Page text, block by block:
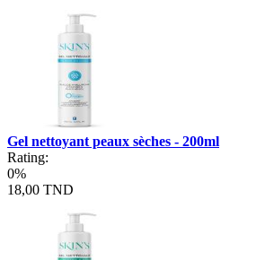
Gel nettoyant peaux sèches - 200ml
Rating:
0%
18,00 TND